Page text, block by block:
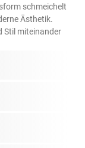
schmeichelt
Ästhetik.
Stil miteinander